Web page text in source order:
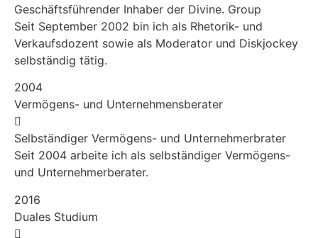
Geschäftsführender Inhaber der Divine. Group
Seit September 2002 bin ich als Rhetorik- und
Verkaufsdozent sowie als Moderator und Diskjockey
selbständig tätig.
2004
Vermögens- und Unternehmensberater
Selbständiger Vermögens- und Unternehmerbrater
Seit 2004 arbeite ich als selbständiger Vermögens-
und Unternehmerberater.
2016
Duales Studium